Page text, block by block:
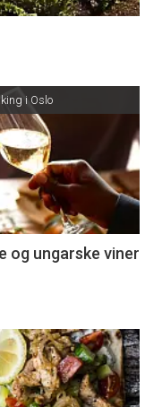
i Oslo
og ungarske viner